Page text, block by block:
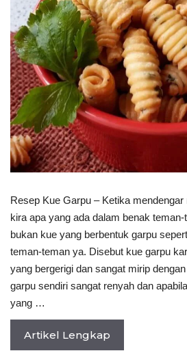
Resep Kue Garpu – Ketika
kira apa yang ada dalam benak
bukan kue yang berbentuk garpu
teman-teman ya. Disebut kue garpu
yang bergerigi dan sangat mirip
garpu sendiri sangat renyah dan
yang …
Artikel Lengkap